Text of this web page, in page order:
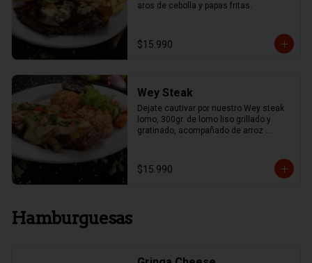
aros de cebolla y papas fritas.
$15.990
Wey Steak
Dejate cautivar por nuestro Wey steak
lomo, 300gr. de lomo liso grillado y
gratinado, acompañado de arroz
$15.990
Hamburguesas